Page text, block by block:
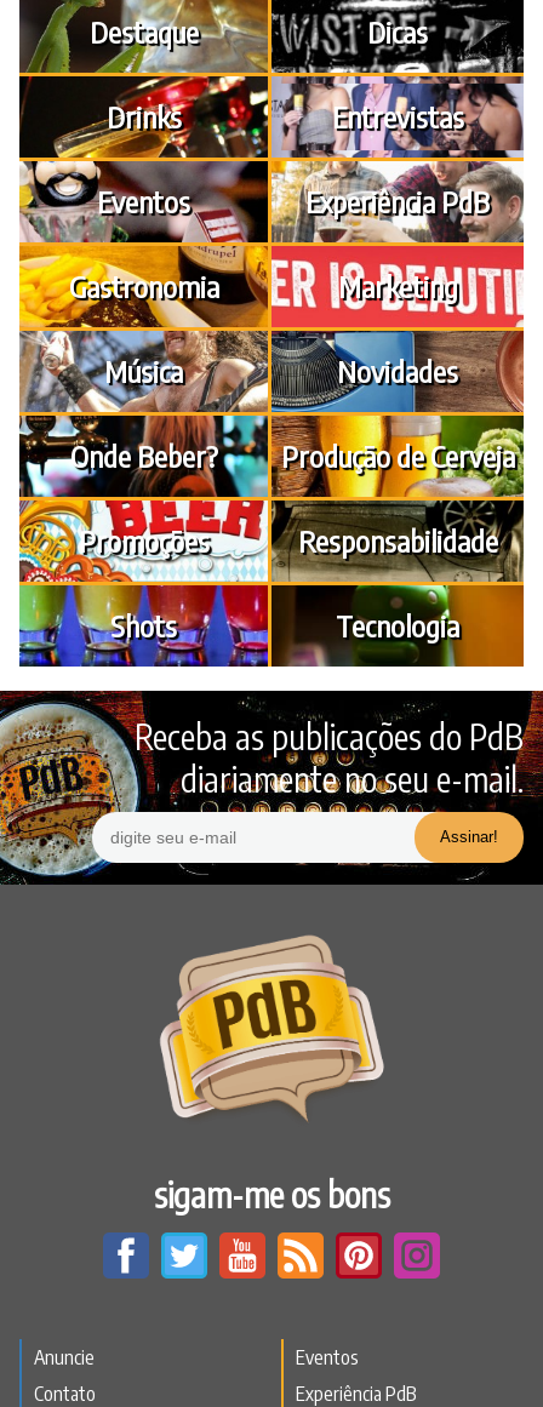
Destaque Dicas
Drinks Entrevistas
Eventos Experiência PdB
Gastronomia Marketing
Música Novidades
Onde Beber? Produção de Cerveja
Promoções Responsabilidade
Shots Tecnologia
Receba as publicações do PdB
diariamente no seu e-mail.
sigam-me os bons
Anuncie
Contato
Eventos
Experiência PdB